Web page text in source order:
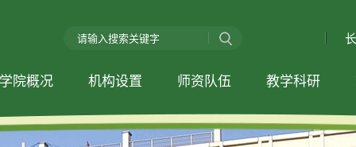
学院概况 机构设置 师资队伍 教学科研